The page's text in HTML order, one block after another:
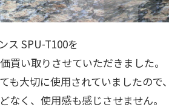
ス SPU-T100を
買い取りさせていただきました。
も大切に使用されていましたので、
なく、使用感も感じさせません。